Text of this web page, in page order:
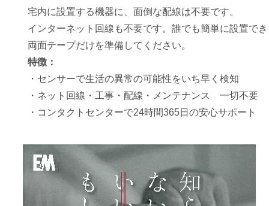
宅内に設置する機器に、面倒な配線は不要です。
インターネット回線も不要です。誰でも簡単に設置で
両面テープだけを準備してください。
特徴：
・ センサーで生活の異常の可能性をいち早く検知
・ ネット回線・工事・配線・メンテナンス 一切不要
・ コンタクトセンターで24時間365日の安心サポート